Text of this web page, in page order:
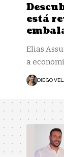
está
Elias
a
DIEGO